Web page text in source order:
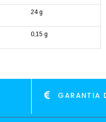
24 g
0,15 g
GARANTIA